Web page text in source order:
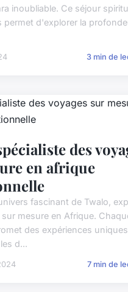
inoubliable. Ce séjour
permet d'explorer la
3 min de
des
en afrique
fascinant de Twalo,
mesure en Afrique.
des expériences
d...
7 min de